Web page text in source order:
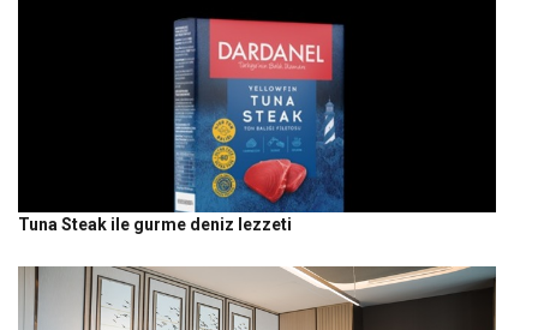
Tuna Steak ile gurme deniz lezzeti